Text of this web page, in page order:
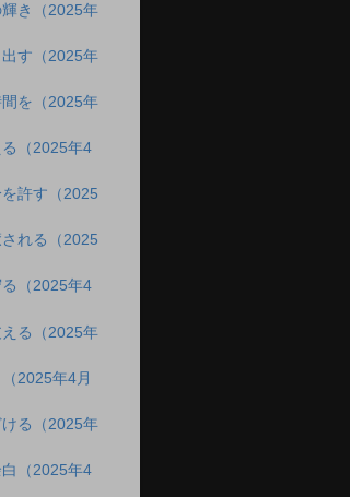
き（2025年
す（2025年
間を（2025年
（2025年4
許す（2025
される（2025
（2025年4
る（2025年
2025年4月
る（2025年
（2025年4